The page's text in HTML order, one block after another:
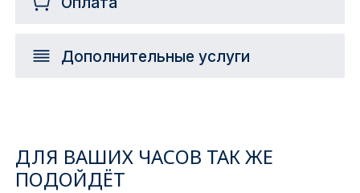
Дополнительные услуги
ДЛЯ ВАШИХ ЧАСОВ ТАК ЖЕ
ПОДОЙДЁТ